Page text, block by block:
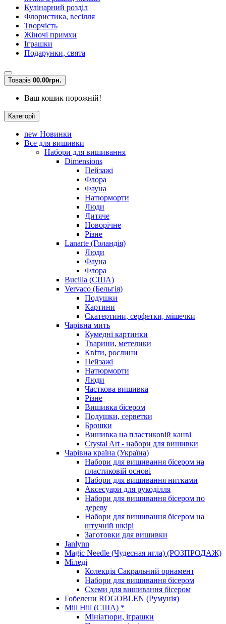
Кулінарний розділ
Флористика, весілля
Творчість
Жіночі примхи
Іграшки
Подарунки, свята
Товарів 00.00грн.
Ваш кошик порожній!
Категорії
new Новинки
Все для вишивки
Набори для вишивання
Dimensions
Пейзажі
Флора
Фауна
Натюрморти
Люди
Дитяче
Новорічне
Різне
Lanarte (Голандія)
Люди
Фауна
Флора
Bucilla (США)
Vervaco (Бельгія)
Подушки
Картини
Скатертини, серфетки, мішечки
Чарiвна мить
Кумедні картинки
Тварини, метелики
Квіти, рослини
Пейзажі
Натюрморти
Люди
Часткова вишивка
Різне
Вишивка бісером
Подушки, серветки
Брошки
Вишивка на пластиковій канві
Crystal Art - набори для вишивки
Чарівна країна (Україна)
Набори для вишивання бісером на
пластиковій основі
Набори для вишивання нитками
Аксесуари для рукоділля
Набори для вишивання бісером по
дереву
Набори для вишивання бісером на
штучній шкірі
Заготовки для вишивки
Janlynn
Magic Needle (Чудесная игла) (РОЗПРОДАЖ)
Міледі
Колекція Сакральний орнамент
Набори для вишивання бісером
Схеми для вишивання бісером
Гобелени ROGOBLEN (Румунія)
Mill Hill (США) *
Мініатюри, іграшки